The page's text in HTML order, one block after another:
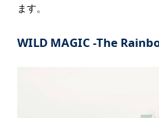
ます。
WILD MAGIC ‐The